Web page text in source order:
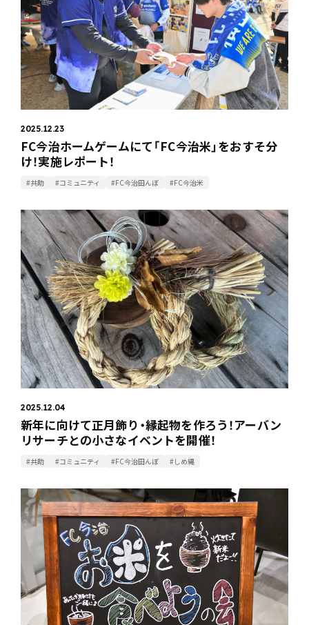
2025.12.23
FC今治ホームゲームにて「FC今治米」をおすそ分
け！実施レポート！
#共助 #コミュニティ #FC今治田んぼ #FC今治米
2025.12.04
新年に向けて正月飾り・縁起物を作ろう！アーバン
リサーチとの小さなイベントを開催！
#共助 #コミュニティ #FC今治田んぼ #しめ縄